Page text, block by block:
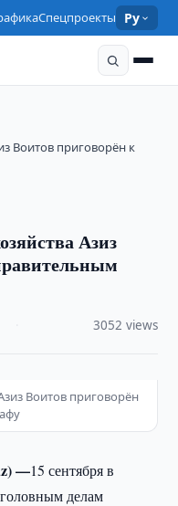
Спецпроекты Ру
Воитов приговорён к
Азиз
3052 views
Воитов приговорён
—15 сентября в
делам